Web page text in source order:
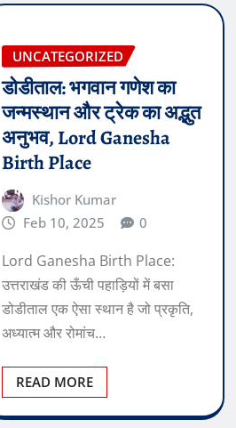
UNCATEGORIZED
डोडीताल: भगवान गणेश का
जन्मस्थान और ट्रेक का अद्भुत
अनुभव, Lord Ganesha
Birth Place
Kishor Kumar
Feb 10, 2025
0
Lord Ganesha Birth Place:
उत्तराखंड की ऊँची पहाड़ियों में बसा
डोडीताल एक ऐसा स्थान है जो प्रकृति,
अध्यात्म और रोमांच…
READ MORE